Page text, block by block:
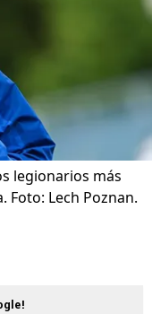
legionarios más
Foto: Lech Poznan.